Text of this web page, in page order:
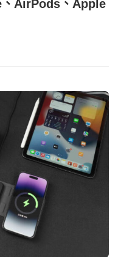
AirPods、Apple